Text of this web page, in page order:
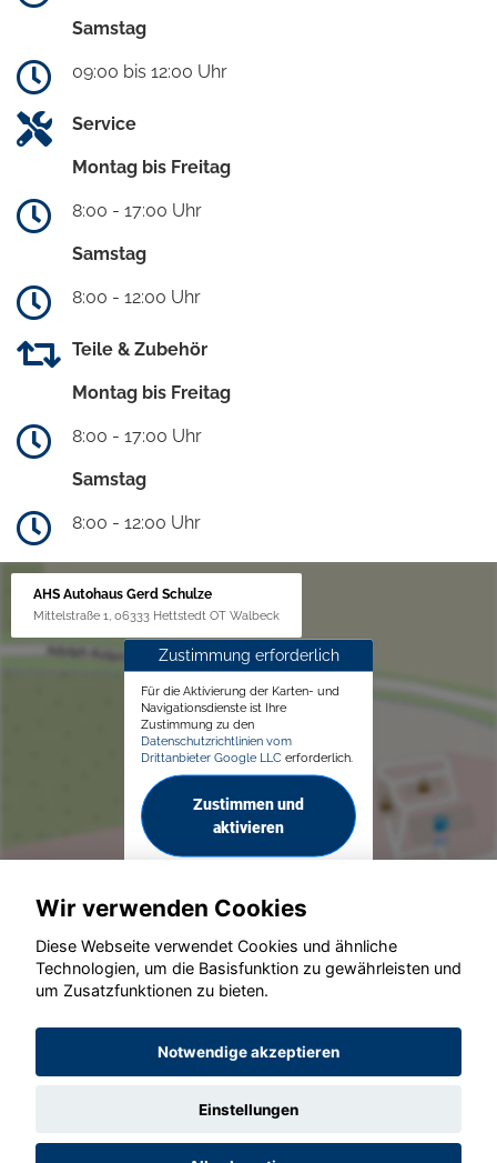
Samstag
09:00 bis 12:00 Uhr
Service
Montag bis Freitag
8:00 - 17:00 Uhr
Samstag
8:00 - 12:00 Uhr
Teile & Zubehör
Montag bis Freitag
8:00 - 17:00 Uhr
Samstag
8:00 - 12:00 Uhr
AHS Autohaus Gerd Schulze
Mittelstraße 1, 06333 Hettstedt OT Walbeck
Zustimmung erforderlich
Für die Aktivierung der Karten- und
Navigationsdienste ist Ihre
Zustimmung zu den
Datenschutzrichtlinien vom
Drittanbieter Google LLC erforderlich.
Zustimmen und
aktivieren
© konjunkturmotor.de GmbH 2020 - 2026
Wir verwenden Cookies
Diese Webseite verwendet Cookies und ähnliche
Technologien, um die Basisfunktion zu gewährleisten und
um Zusatzfunktionen zu bieten.
Notwendige akzeptieren
Einstellungen